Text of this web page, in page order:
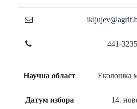
441-3235
Научна област Еколошка
Датум избора 14.